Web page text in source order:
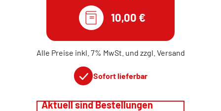
10,00 €
Alle Preise inkl. 7% MwSt. und zzgl. Versand
Sofort lieferbar
Aktuell sind Bestellungen